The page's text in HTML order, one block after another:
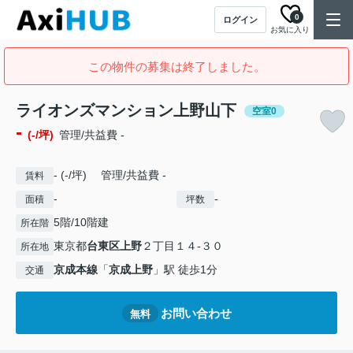
ログイン
お気に入り
0
この物件の募集は終了しました。
ライオンズマンション上野山下 空室0
- (-/坪) 管理/共益費 -
賃料 - (-/坪) 管理/共益費 -
面積 - 坪数 -
所在階 5階/10階建
所在地 東京都台東区 上野２丁目１４-３０
交通 京成本線 「京成上野 」駅 徒歩1分
無料 お問い合わせ